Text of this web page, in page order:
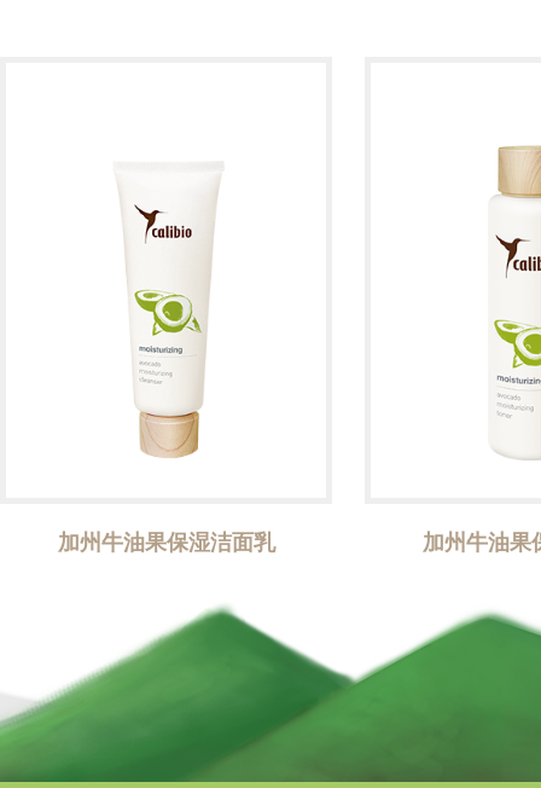
加州牛油果保湿洁面乳 加州牛油果